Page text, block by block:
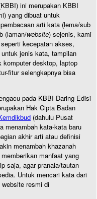
ini merupakan KBBI
yang dibuat untuk
arti kata (lema/sub
(laman/website) sejenis, kami
kecepatan akses,
jenis kata, tampilan
komputer desktop, laptop
fitur selengkapnya bisa
pada KBBI Daring Edisi
Hak Cipta Badan
(dahulu Pusat
menambah kata-kata baru
akhir arti atau definisi
menambah khazanah
manfaat yang
saja, agar pranala/tautan
Untuk mencari kata dari
resmi di